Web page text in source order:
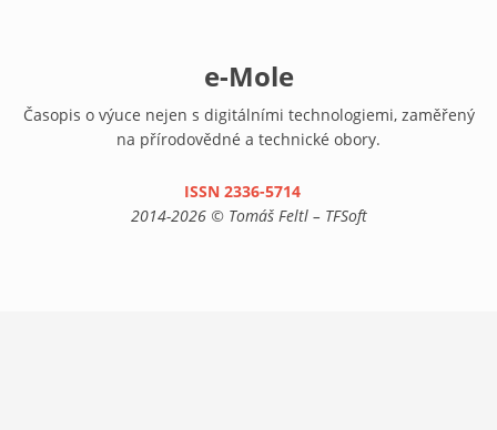
e-Mole
Časopis o výuce nejen s digitálními technologiemi, zaměřený
na přírodovědné a technické obory.
ISSN 2336-5714(link is external)
2014-2026 © Tomáš Feltl – TFSoft